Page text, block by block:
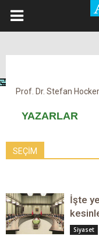
Prof. Dr. Stefan
YAZARLAR
SEÇİM
İşte
Siyaset